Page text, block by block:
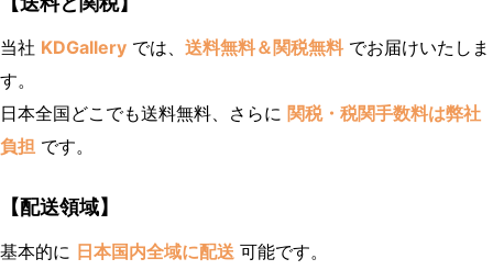
当社 KDGallery では、 送料無料＆関税無料でお届けいたしま
す。
日本全国どこでも送料無料、さらに 関税・税関手数料は弊社
負担 です。
【配送領域】
基本的に 日本国内全域に配送 可能です。